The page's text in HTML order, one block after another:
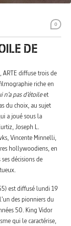
0
DE
ARTE diffuse trois de
riche en
n’a pas d’étoileet
du choix, au sujet
a joué sous la
Joseph L.
Vincente Minnelli,
hollywoodiens, en
décisions de
est diffusé lundi 19
des pionniers du
50. King Vidor
qui le caractérise,